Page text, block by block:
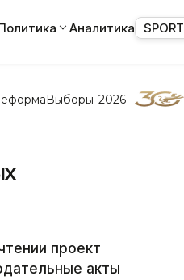
Аналитика SPORT
Выборы-2026
проект
акты